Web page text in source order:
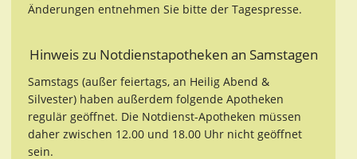
Änderungen entnehmen Sie bitte der Tagespresse.
Hinweis zu Notdienstapotheken an Samstagen
Samstags (außer feiertags, an Heilig Abend &
Silvester) haben außerdem folgende Apotheken
regulär geöffnet. Die Notdienst-Apotheken müssen
daher zwischen 12.00 und 18.00 Uhr nicht geöffnet
sein.